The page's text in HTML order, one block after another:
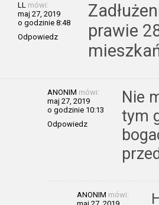
LL mówi:
maj 27, 2019
o godzinie 8:48
Odpowiedz
prawie
ANONIM mówi:
maj 27, 2019
o godzinie 10:13
Odpowiedz
Nie
tym
ANONIM mówi: